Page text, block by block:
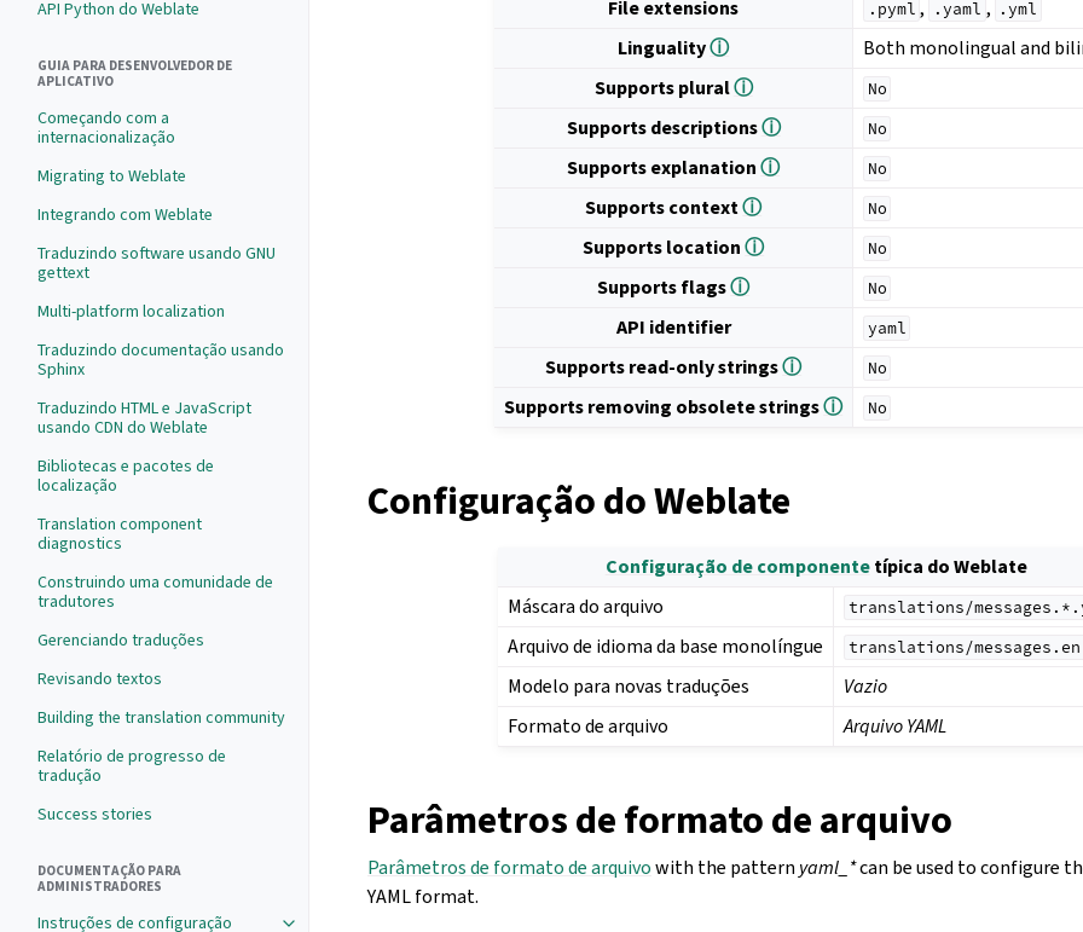
API Python do Weblate
GUIA PARA DESENVOLVEDOR DE
APLICATIVO
Começando com a
internacionalização
Migrating to Weblate
Integrando com Weblate
Traduzindo software usando GNU
gettext
Multi-platform localization
Traduzindo documentação usando
Sphinx
Traduzindo HTML e JavaScript
usando CDN do Weblate
Bibliotecas e pacotes de
localização
Translation component
diagnostics
Construindo uma comunidade de
tradutores
Gerenciando traduções
Revisando textos
Building the translation community
Relatório de progresso de
tradução
Success stories
DOCUMENTAÇÃO PARA
ADMINISTRADORES
Instruções de configuração
File extensions .pyml , .yaml , .yml
Lingualityⓘ
Both monolingual and
Supports pluralⓘ No
Supports descriptionsⓘ No
Supports explanationⓘ No
Supports contextⓘ No
Supports locationⓘ No
Supports flagsⓘ No
API identifier yaml
Supports read-only stringsⓘ No
Supports removing obsolete stringsⓘ No
Configuração do Weblate
Configuração de componentetípica do Weblate
Máscara do arquivo
translations/
Arquivo de idioma da base monolíngue translations/
Modelo para novas traduções
Vazio
Formato de arquivo
Arquivo YAML
Parâmetros de formato de arquivo
Parâmetros de formato de arquivowith the pattern yaml_*can be used to configure
YAML format.